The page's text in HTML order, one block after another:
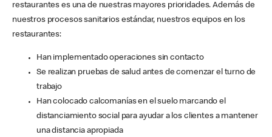
restaurantes es una de nuestras mayores prioridades. Además de
nuestros procesos sanitarios estándar, nuestros equipos en los
restaurantes:
Han implementado operaciones sin contacto
Se realizan pruebas de salud antes de comenzar el turno de
trabajo
Han colocado calcomanías en el suelo marcando el
distanciamiento social para ayudar a los clientes a mantener
una distancia apropiada